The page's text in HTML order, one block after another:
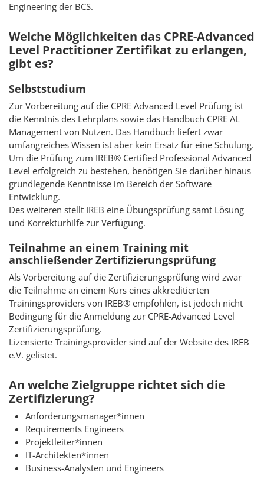
Engineering der BCS.
Welche Möglichkeiten das CPRE-Advanced
Level Practitioner Zertifikat zu erlangen,
gibt es?
Selbststudium
Zur Vorbereitung auf die CPRE Advanced Level Prüfung ist
die Kenntnis des Lehrplans sowie das Handbuch CPRE AL
Management von Nutzen. Das Handbuch liefert zwar
umfangreiches Wissen ist aber kein Ersatz für eine Schulung.
Um die Prüfung zum IREB® Certified Professional Advanced
Level erfolgreich zu bestehen, benötigen Sie darüber hinaus
grundlegende Kenntnisse im Bereich der Software
Entwicklung.
Des weiteren stellt IREB eine Übungsprüfung samt Lösung
und Korrekturhilfe zur Verfügung.
Teilnahme an einem Training mit
anschließender Zertifizierungsprüfung
Als Vorbereitung auf die Zertifizierungsprüfung wird zwar
die Teilnahme an einem Kurs eines akkreditierten
Trainingsproviders von IREB® empfohlen, ist jedoch nicht
Bedingung für die Anmeldung zur CPRE-Advanced Level
Zertifizierungsprüfung.
Lizensierte Trainingsprovider sind auf der Website des IREB
e.V. gelistet.
An welche Zielgruppe richtet sich die
Zertifizierung?
Anforderungsmanager*innen
Requirements Engineers
Projektleiter*innen
IT-Architekten*innen
Business-Analysten und Engineers